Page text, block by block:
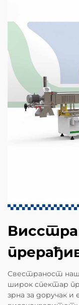
Свестраност
широк спектар
зрна за доручак